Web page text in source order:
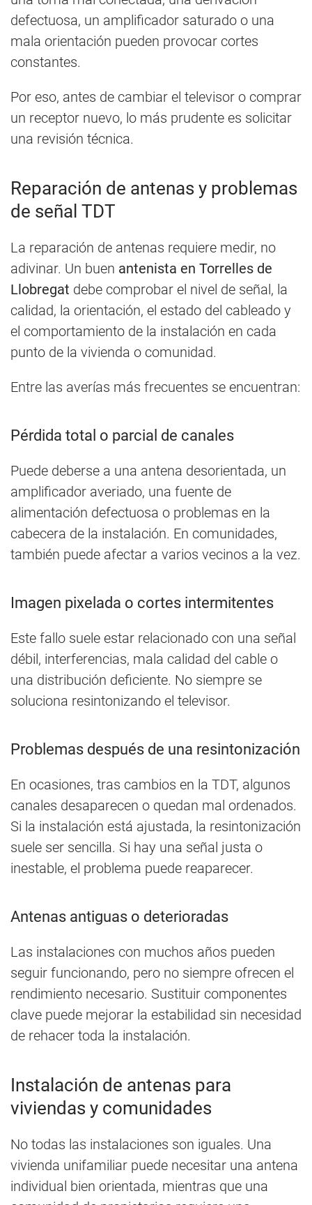
defectuosa, un amplificador saturado o una
mala orientación pueden provocar cortes
constantes.
Por eso, antes de cambiar el televisor o comprar
un receptor nuevo, lo más prudente es solicitar
una revisión técnica.
Reparación de antenas y problemas
de señal TDT
La reparación de antenas requiere medir, no
adivinar. Un buen antenista en Torrelles de
Llobregat debe comprobar el nivel de señal, la
calidad, la orientación, el estado del cableado y
el comportamiento de la instalación en cada
punto de la vivienda o comunidad.
Entre las averías más frecuentes se encuentran:
Pérdida total o parcial de canales
Puede deberse a una antena desorientada, un
amplificador averiado, una fuente de
alimentación defectuosa o problemas en la
cabecera de la instalación. En comunidades,
también puede afectar a varios vecinos a la vez.
Imagen pixelada o cortes intermitentes
Este fallo suele estar relacionado con una señal
débil, interferencias, mala calidad del cable o
una distribución deficiente. No siempre se
soluciona resintonizando el televisor.
Problemas después de una resintonización
En ocasiones, tras cambios en la TDT, algunos
canales desaparecen o quedan mal ordenados.
Si la instalación está ajustada, la resintonización
suele ser sencilla. Si hay una señal justa o
inestable, el problema puede reaparecer.
Antenas antiguas o deterioradas
Las instalaciones con muchos años pueden
seguir funcionando, pero no siempre ofrecen el
rendimiento necesario. Sustituir componentes
clave puede mejorar la estabilidad sin necesidad
de rehacer toda la instalación.
Instalación de antenas para
viviendas y comunidades
No todas las instalaciones son iguales. Una
vivienda unifamiliar puede necesitar una antena
individual bien orientada, mientras que una